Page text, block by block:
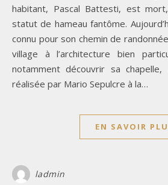
habitant, Pascal Battesti, est
statut de hameau fantôme.
connu pour son chemin de
village à l’architecture bien
notamment découvrir sa
réalisée par Mario Sepulcre à la…
EN SAVOIR
ladmin